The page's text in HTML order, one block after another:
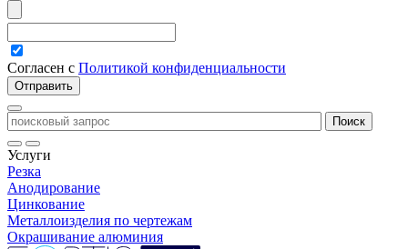
Согласен с Политикой конфиденциальности
Услуги
Резка
Анодирование
Цинкование
Металлоизделия по чертежам
Окрашивание алюминия